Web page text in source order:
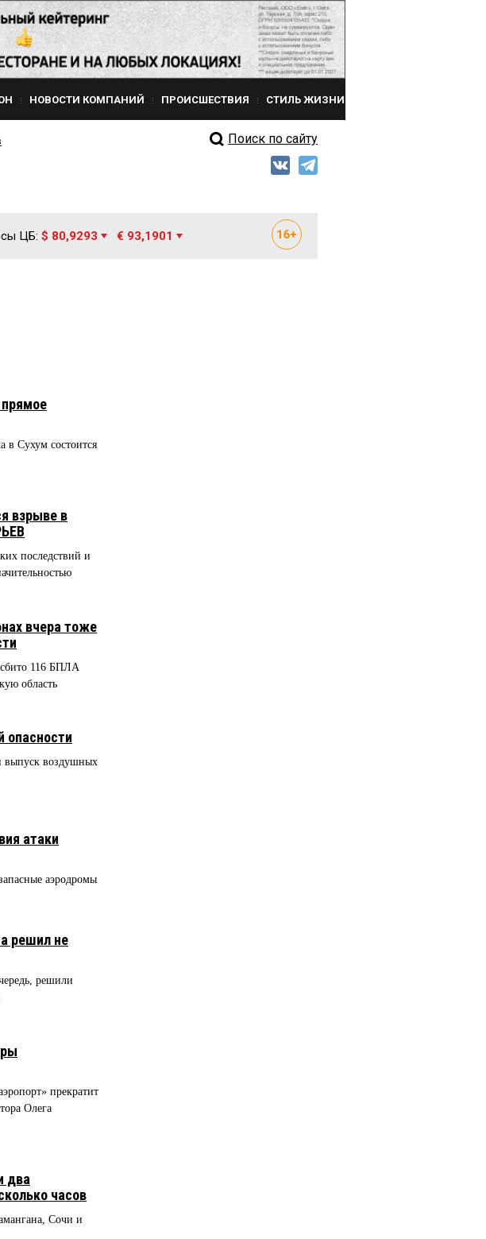
НОВОСТИ КОМПАНИЙ ПРОИСШЕСТВИЯ СТИЛЬ ЖИЗНИ
Поиск по сайту
ЦБ: $ 80,9293 € 93,1901
в Сухум состоится
взрыве в
последствий и
вчера тоже
116 БПЛА
область
опасности
выпуск воздушных
атаки
аэродромы
решил не
решили
прекратит
Олега
два
часов
Сочи и